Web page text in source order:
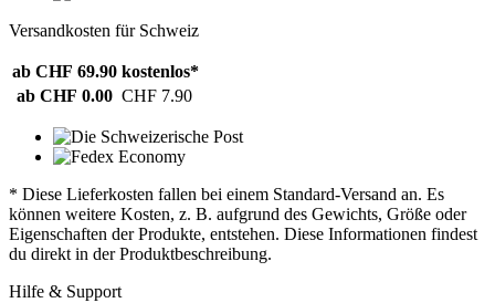
Versandkosten für Schweiz
ab CHF 69.90 kostenlos*
ab CHF 0.00 CHF 7.90
* Diese Lieferkosten fallen bei einem Standard-Versand an. Es
können weitere Kosten, z. B. aufgrund des Gewichts, Größe oder
Eigenschaften der Produkte, entstehen. Diese Informationen findest
du direkt in der Produktbeschreibung.
Hilfe & Support